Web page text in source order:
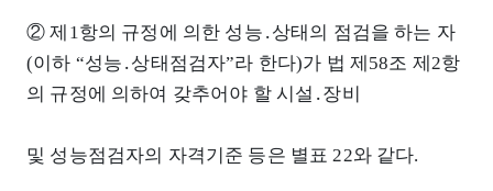
② 제1항의 규정에 의한 성능․상태의 점검을 하는 자
(이하 “성능․상태점검자”라 한다)가 법 제58조 제2항
의 규정에 의하여 갖추어야 할 시설․장비
및 성능점검자의 자격기준 등은 별표 22와 같다.